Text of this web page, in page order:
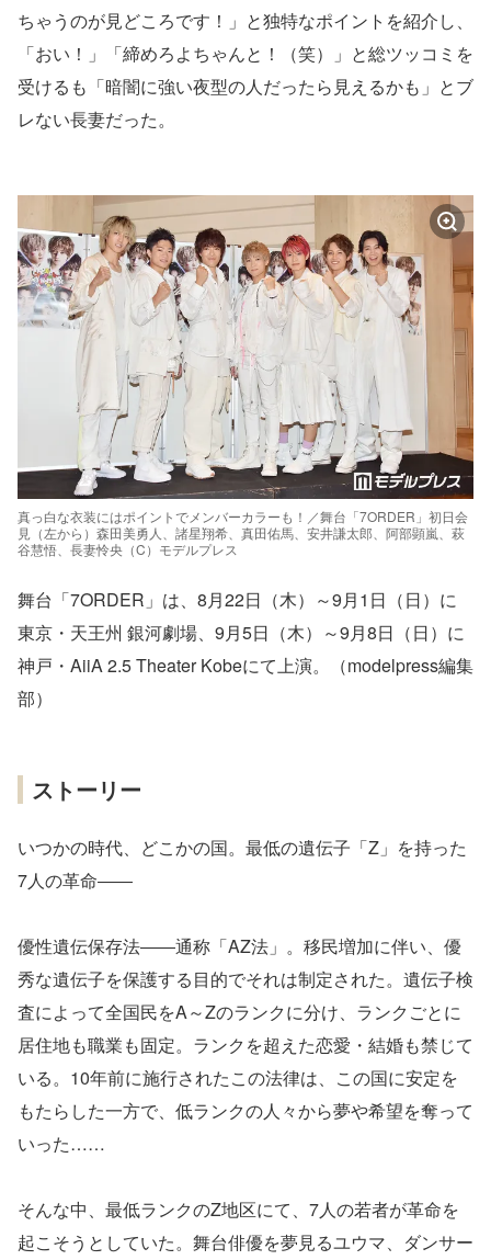
ちゃうのが見どころです！」と独特なポイントを紹介し、
「おい！」「締めろよちゃんと！（笑）」と総ツッコミを
受けるも「暗闇に強い夜型の人だったら見えるかも」とブ
レない長妻だった。
真っ白な衣装にはポイントでメンバーカラーも！／舞台「7ORDER」初日会
見（左から）森田美勇人、諸星翔希、真田佑馬、安井謙太郎、阿部顕嵐、萩
谷慧悟、長妻怜央（C）モデルプレス
舞台「7ORDER」は、8月22日（木）～9月1日（日）に
東京・天王州 銀河劇場、9月5日（木）～9月8日（日）に
神戸・AiiA 2.5 Theater Kobeにて上演。（modelpress編集
部）
ストーリー
いつかの時代、どこかの国。最低の遺伝子「Z」を持った
7人の革命――
優性遺伝保存法――通称「AZ法」。移民増加に伴い、優
秀な遺伝子を保護する目的でそれは制定された。遺伝子検
査によって全国民をA～Zのランクに分け、ランクごとに
居住地も職業も固定。ランクを超えた恋愛・結婚も禁じて
いる。10年前に施行されたこの法律は、この国に安定を
もたらした一方で、低ランクの人々から夢や希望を奪って
いった……
そんな中、最低ランクのZ地区にて、7人の若者が革命を
起こそうとしていた。舞台俳優を夢見るユウマ、ダンサー